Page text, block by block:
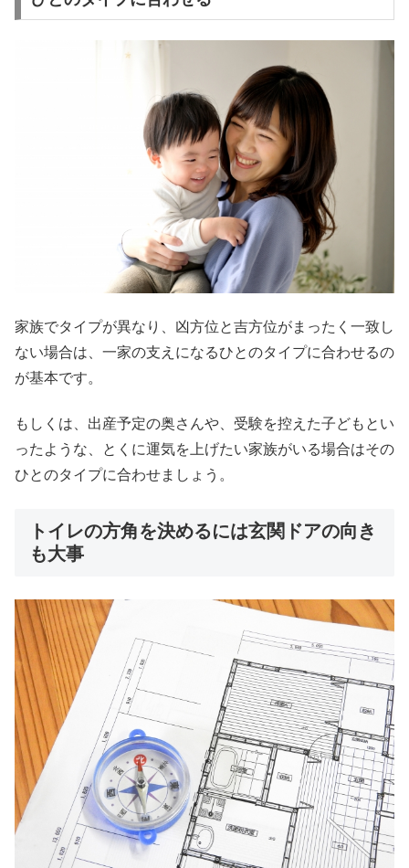
家族でタイプが異なり、凶方位と吉方位がまったく一致し
ない場合は、一家の支えになるひとのタイプに合わせるの
が基本です。
もしくは、出産予定の奥さんや、受験を控えた子どもとい
ったような、とくに運気を上げたい家族がいる場合はその
ひとのタイプに合わせましょう。
トイレの方角を決めるには玄関ドアの向き
も大事